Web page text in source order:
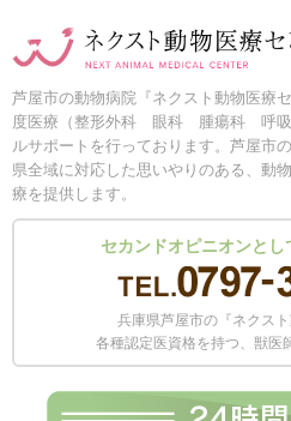
芦屋市の動物病院『ネクスト動物医療
度医療（整形外科 眼科 腫瘍科 呼吸
ルサポートを行っております。芦屋市
県全域に対応した思いやりのある、動
療を提供します。
セカンドオピニオンと
兵庫県芦屋市の『ネクスト
各種認定医資格を持つ、獣医